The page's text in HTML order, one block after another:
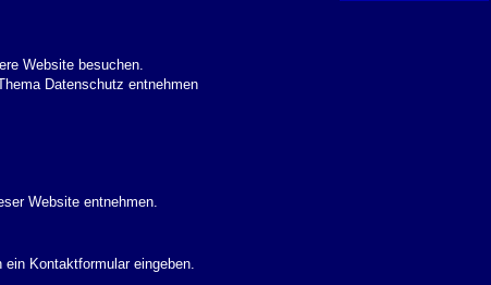
Website besuchen.
Datenschutz entnehmen
Website entnehmen.
Kontaktformular eingeben.